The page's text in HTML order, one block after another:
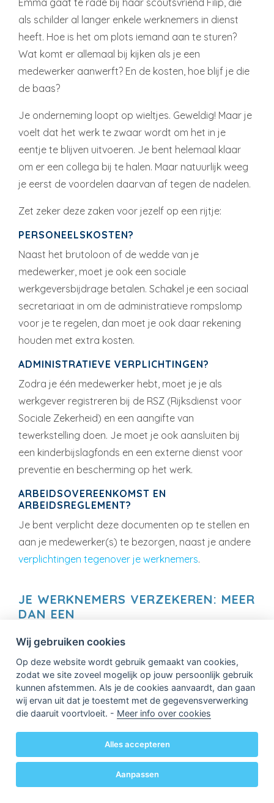
Emma gaat te rade bij haar scoutsvriend Filip, die
als schilder al langer enkele werknemers in dienst
heeft. Hoe is het om plots iemand aan te sturen?
Wat komt er allemaal bij kijken als je een
medewerker aanwerft? En de kosten, hoe blijf je die
de baas?
Je onderneming loopt op wieltjes. Geweldig! Maar je
voelt dat het werk te zwaar wordt om het in je
eentje te blijven uitvoeren. Je bent helemaal klaar
om er een collega bij te halen. Maar natuurlijk weeg
je eerst de voordelen daarvan af tegen de nadelen.
Zet zeker deze zaken voor jezelf op een rijtje:
PERSONEELSKOSTEN?
Naast het brutoloon of de wedde van je
medewerker, moet je ook een sociale
werkgeversbijdrage betalen. Schakel je een sociaal
secretariaat in om de administratieve rompslomp
voor je te regelen, dan moet je ook daar rekening
houden met extra kosten.
ADMINISTRATIEVE VERPLICHTINGEN?
Zodra je één medewerker hebt, moet je je als
werkgever registreren bij de RSZ (Rijksdienst voor
Sociale Zekerheid) en een aangifte van
tewerkstelling doen. Je moet je ook aansluiten bij
een kinderbijslagfonds en een externe dienst voor
preventie en bescherming op het werk.
ARBEIDSOVEREENKOMST EN
ARBEIDSREGLEMENT?
Je bent verplicht deze documenten op te stellen en
aan je medewerker(s) te bezorgen, naast je andere
verplichtingen tegenover je werknemers.
JE WERKNEMERS VERZEKEREN: MEER
DAN EEN
verplichte kost zodra je werknemers hebt.
Deze polis dekt de financiële gevolgen van een
arbeidsongeval: een ongeval tijdens het werk -
ook tijdens hettelewerken- of op de weg van
Andere werknemersverzekeringen móét je niet
nemen, maar ze vormen wél een interessant
extralegaal voordeel voor je medewerkers.
Denk bijvoorbeeld aan een
Wij gebruiken cookies
Op deze website wordt gebruik gemaakt van cookies,
zodat we site zoveel mogelijk op jouw persoonlijk gebruik
kunnen afstemmen. Als je de cookies aanvaardt, dan gaan
wij ervan uit dat je toestemt met de gegevensverwerking
die daaruit voortvloeit. - Meer info over cookies
Alles accepteren
Aanpassen